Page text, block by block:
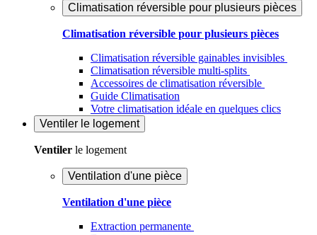
Climatisation réversible pour plusieurs pièces
Climatisation réversible pour plusieurs pièces
Climatisation réversible gainables invisibles
Climatisation réversible multi-splits
Accessoires de climatisation réversible
Guide Climatisation
Votre climatisation idéale en quelques clics
Ventiler le logement
Ventiler le logement
Ventilation d'une pièce
Ventilation d'une pièce
Extraction permanente